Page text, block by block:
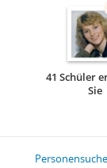
41 Schüler
Sie
Personensuche